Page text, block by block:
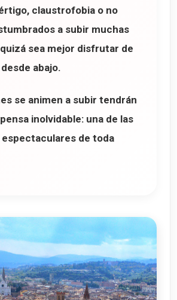
claustrofobia o no
a subir muchas
sea mejor disfrutar de
abajo.
se animen a subir tendrán
inolvidable: una de las
de toda